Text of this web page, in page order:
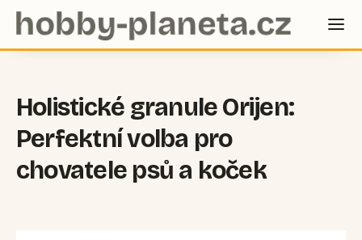
Holistické granule Orijen:
Perfektní volba pro
chovatele psů a koček